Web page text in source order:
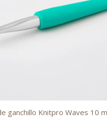
ganchillo Knitpro Waves 10